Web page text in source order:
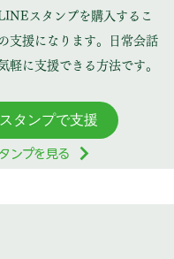
スタンプを購入するこ
支援になります。日常会話
軽に支援できる方法です。
タンプで支援
ンプを見る